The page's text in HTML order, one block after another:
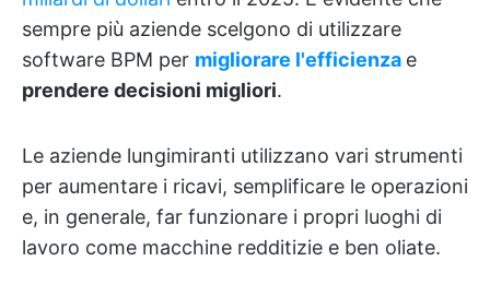
sempre più aziende scelgono di utilizzare
software BPM per migliorare l'efficienza e
prendere decisioni migliori.
Le aziende lungimiranti utilizzano vari strumenti
per aumentare i ricavi, semplificare le operazioni
e, in generale, far funzionare i propri luoghi di
lavoro come macchine redditizie e ben oliate.